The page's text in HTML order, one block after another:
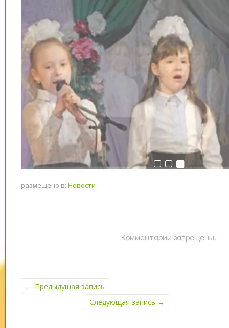
размещено в: Новости
Комментарии запрещены.
← Предыдущая запись
Следующая запись →